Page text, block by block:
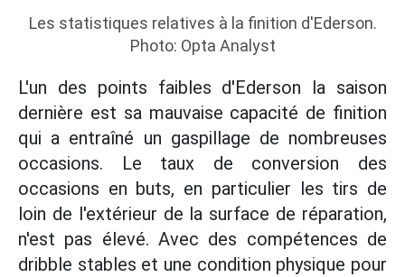
Les statistiques relatives à la finition d'Ederson.
Photo: Opta Analyst
L'un des points faibles d'Ederson la saison
dernière est sa mauvaise capacité de finition
qui a entraîné un gaspillage de nombreuses
occasions. Le taux de conversion des
occasions en buts, en particulier les tirs de
loin de l'extérieur de la surface de réparation,
n'est pas élevé. Avec des compétences de
dribble stables et une condition physique pour